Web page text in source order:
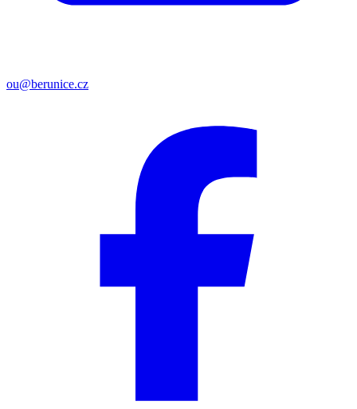
ou@berunice.cz